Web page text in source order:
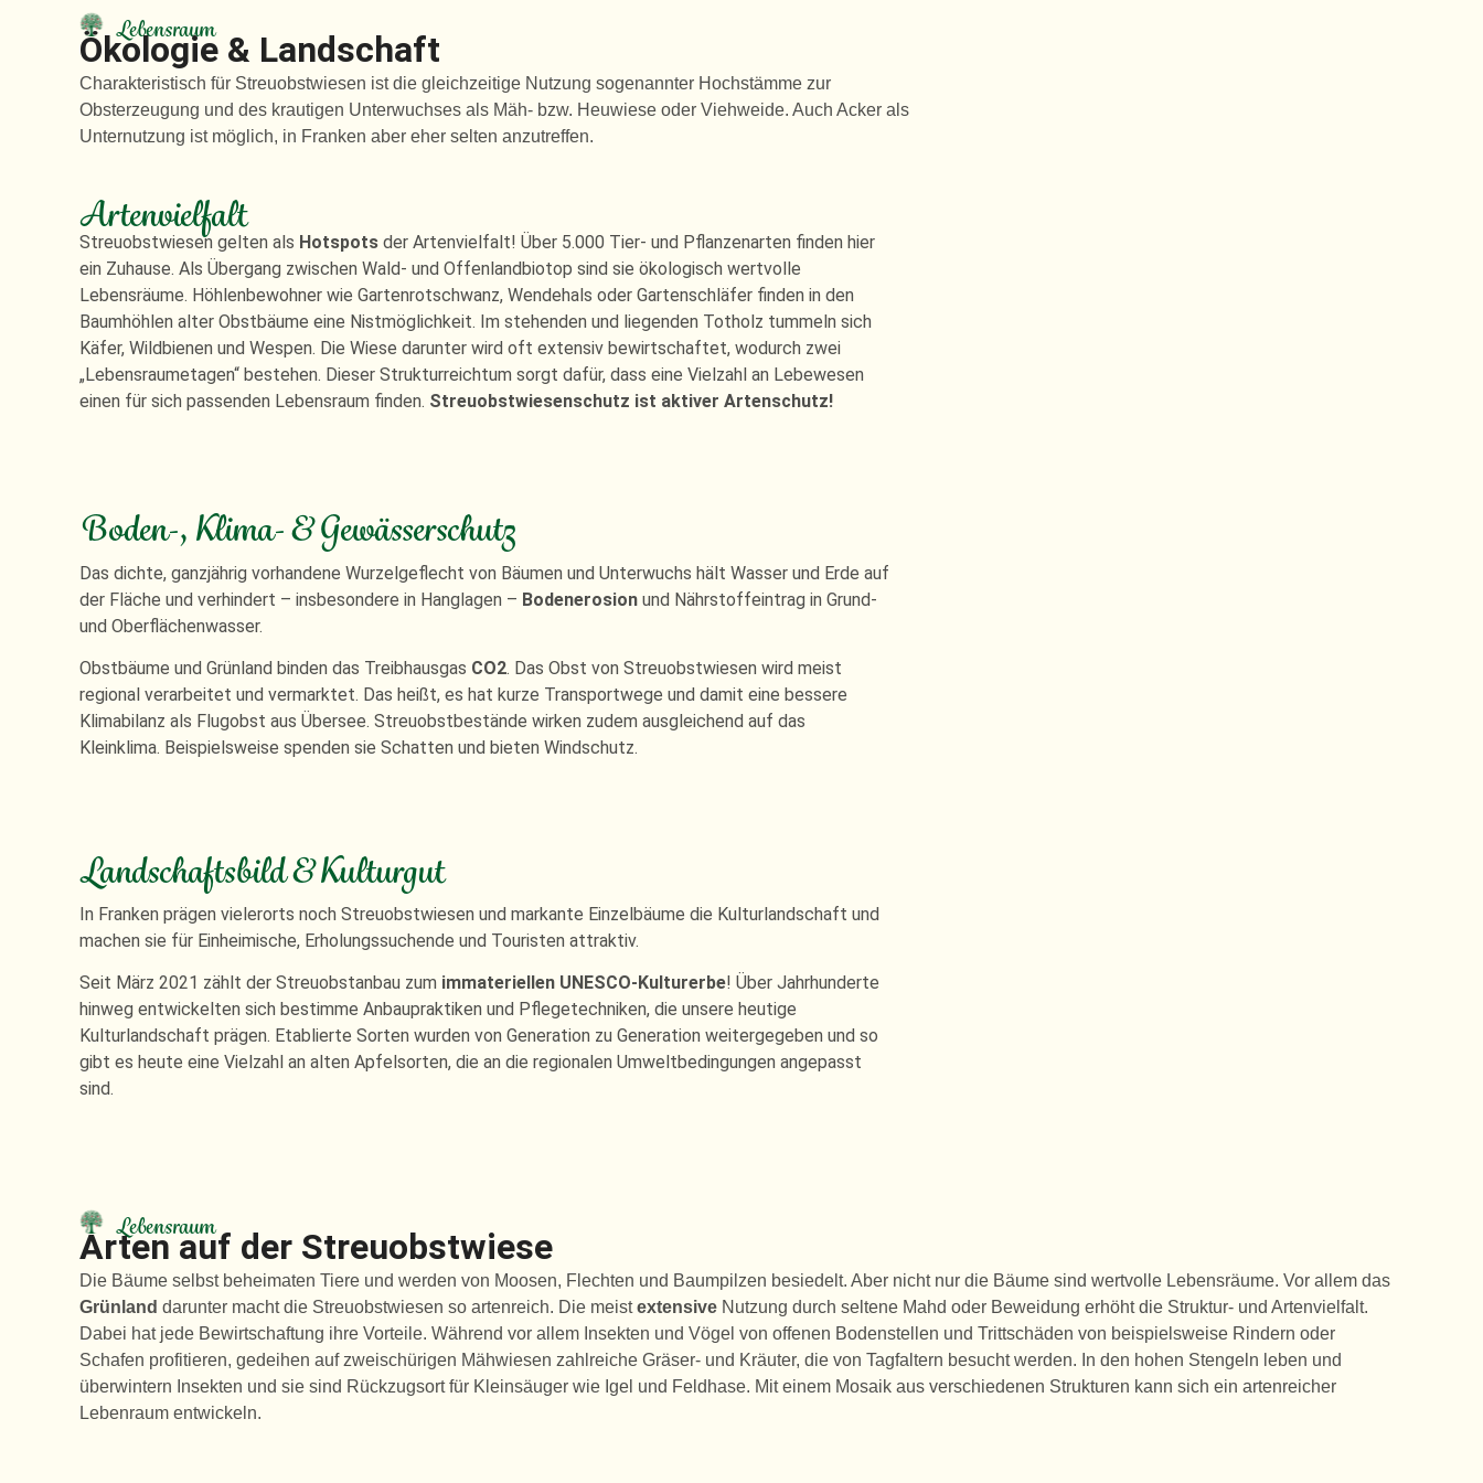
Lebensraum
Ökologie & Landschaft
Charakteristisch für Streuobstwiesen ist die gleichzeitige Nutzung sogenannter Hochstämme zur
Obsterzeugung und des krautigen Unterwuchses als Mäh- bzw. Heuwiese oder Viehweide. Auch Acker als
Unternutzung ist möglich, in Franken aber eher selten anzutreffen.
Artenvielfalt
Streuobstwiesen gelten als Hotspots der Artenvielfalt! Über 5.000 Tier- und Pflanzenarten finden hier
ein Zuhause. Als Übergang zwischen Wald- und Offenlandbiotop sind sie ökologisch wertvolle
Lebensräume. Höhlenbewohner wie Gartenrotschwanz, Wendehals oder Gartenschläfer finden in den
Baumhöhlen alter Obstbäume eine Nistmöglichkeit. Im stehenden und liegenden Totholz tummeln sich
Käfer, Wildbienen und Wespen. Die Wiese darunter wird oft extensiv bewirtschaftet, wodurch zwei
„Lebensraumetagen“ bestehen. Dieser Strukturreichtum sorgt dafür, dass eine Vielzahl an Lebewesen
einen für sich passenden Lebensraum finden. Streuobstwiesenschutz ist aktiver Artenschutz!
Boden-, Klima- & Gewässerschutz
Das dichte, ganzjährig vorhandene Wurzelgeflecht von Bäumen und Unterwuchs hält Wasser und Erde auf
der Fläche und verhindert – insbesondere in Hanglagen – Bodenerosion und Nährstoffeintrag in Grund-
und Oberflächenwasser.
Obstbäume und Grünland binden das Treibhausgas CO2. Das Obst von Streuobstwiesen wird meist
regional verarbeitet und vermarktet. Das heißt, es hat kurze Transportwege und damit eine bessere
Klimabilanz als Flugobst aus Übersee. Streuobstbestände wirken zudem ausgleichend auf das
Kleinklima. Beispielsweise spenden sie Schatten und bieten Windschutz.
Landschaftsbild & Kulturgut
In Franken prägen vielerorts noch Streuobstwiesen und markante Einzelbäume die Kulturlandschaft und
machen sie für Einheimische, Erholungssuchende und Touristen attraktiv.
Seit März 2021 zählt der Streuobstanbau zum immateriellen UNESCO-Kulturerbe! Über Jahrhunderte
hinweg entwickelten sich bestimme Anbaupraktiken und Pflegetechniken, die unsere heutige
Kulturlandschaft prägen. Etablierte Sorten wurden von Generation zu Generation weitergegeben und so
gibt es heute eine Vielzahl an alten Apfelsorten, die an die regionalen Umweltbedingungen angepasst
sind.
Lebensraum
Arten auf der Streuobstwiese
Die Bäume selbst beheimaten Tiere und werden von Moosen, Flechten und Baumpilzen besiedelt. Aber nicht nur die Bäume sind wertvolle Lebensräume. Vor allem das
Grünland darunter macht die Streuobstwiesen so artenreich. Die meistextensive Nutzung durch seltene Mahd oder Beweidung erhöht die Struktur- und Artenvielfalt.
Dabei hat jede Bewirtschaftung ihre Vorteile. Während vor allem Insekten und Vögel von offenen Bodenstellen und Trittschäden von beispielsweise Rindern oder
Schafen profitieren, gedeihen auf zweischürigen Mähwiesen zahlreiche Gräser- und Kräuter, die von Tagfaltern besucht werden. In den hohen Stengeln leben und
überwintern Insekten und sie sind Rückzugsort für Kleinsäuger wie Igel und Feldhase. Mit einem Mosaik aus verschiedenen Strukturen kann sich ein artenreicher
Lebenraum entwickeln.